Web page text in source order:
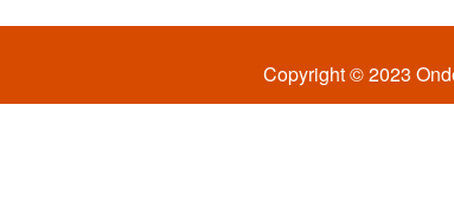
Copyright © 2023